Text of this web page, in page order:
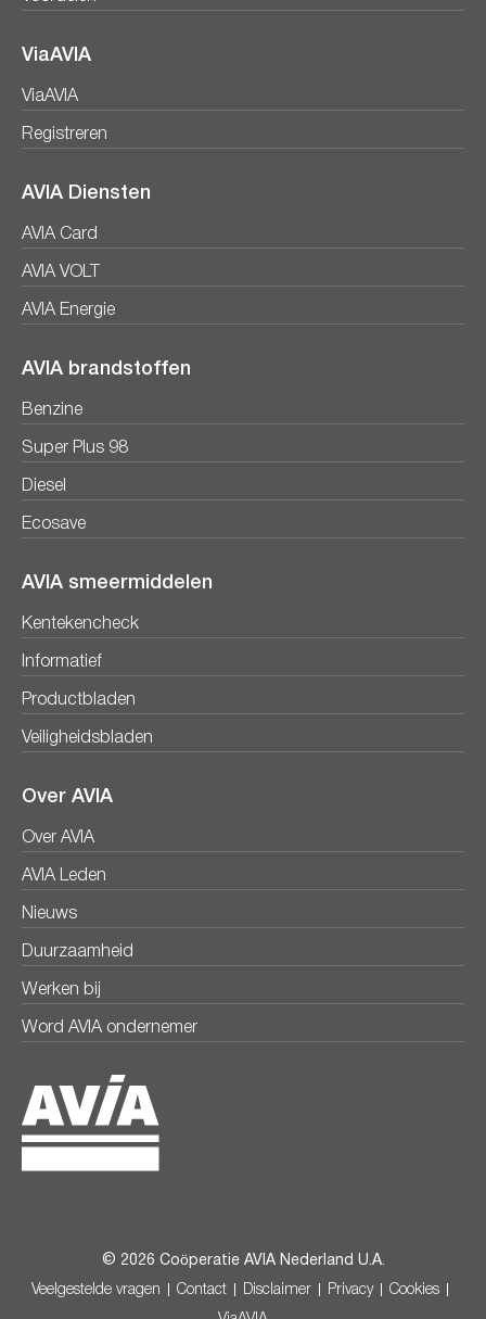
ViaAVIA
ViaAVIA
Registreren
AVIA Diensten
AVIA Card
AVIA VOLT
AVIA Energie
AVIA brandstoffen
Benzine
Super Plus 98
Diesel
Ecosave
AVIA smeermiddelen
Kentekencheck
Informatief
Productbladen
Veiligheidsbladen
Over AVIA
Over AVIA
AVIA Leden
Nieuws
Duurzaamheid
Werken bij
Word AVIA ondernemer
© 2026 Coöperatie AVIA Nederland U.A.
Veelgestelde vragen Contact Disclaimer Privacy Cookies